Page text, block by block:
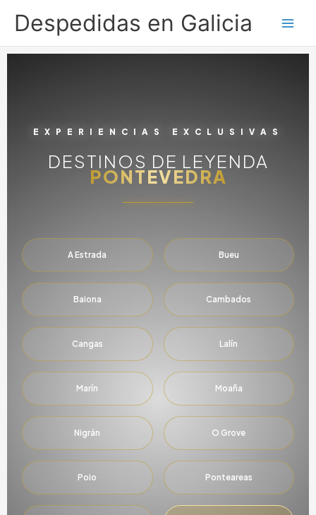
Despedidas en Galicia
EXPERIENCIAS EXCLUSIVAS
DESTINOS DE LEYENDA
PONTEVEDRA
A Estrada Bueu
Baiona Cambados
Cangas Lalín
Marín Moaña
Nigrán O Grove
Poio Ponteareas